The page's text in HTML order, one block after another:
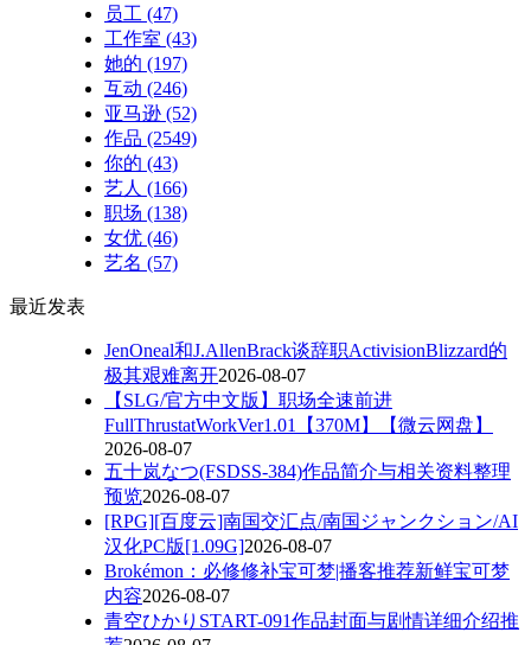
员工 (47)
工作室 (43)
她的 (197)
互动 (246)
亚马逊 (52)
作品 (2549)
你的 (43)
艺人 (166)
职场 (138)
女优 (46)
艺名 (57)
最近发表
JenOneal和J.AllenBrack谈辞职ActivisionBlizzard的
极其艰难离开2026-08-07
【SLG/官方中文版】职场全速前进
FullThrustatWorkVer1.01【370M】【微云网盘】
2026-08-07
五十岚なつ(FSDSS-384)作品简介与相关资料整理
预览2026-08-07
[RPG][百度云]南国交汇点/南国ジャンクション/AI
汉化PC版[1.09G]2026-08-07
Brokémon：必修修补宝可梦|播客推荐新鲜宝可梦
内容2026-08-07
青空ひかりSTART-091作品封面与剧情详细介绍推